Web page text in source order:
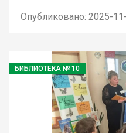
Опубликовано: 2025-
БИБЛИОТЕКА № 10